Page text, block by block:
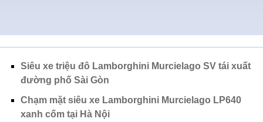
Siêu xe triệu đô Lamborghini Murcielago SV tái xuất
đường phố Sài Gòn
Chạm mặt siêu xe Lamborghini Murcielago LP640
xanh cốm tại Hà Nội